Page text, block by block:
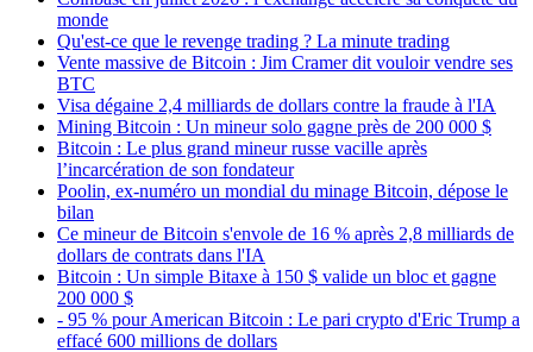
monde
Qu'est-ce que le revenge trading ? La minute trading
Vente massive de Bitcoin : Jim Cramer dit vouloir vendre ses
BTC
Visa dégaine 2,4 milliards de dollars contre la fraude à l'IA
Mining Bitcoin : Un mineur solo gagne près de 200 000 $
Bitcoin : Le plus grand mineur russe vacille après
l’incarcération de son fondateur
Poolin, ex-numéro un mondial du minage Bitcoin, dépose le
bilan
Ce mineur de Bitcoin s'envole de 16 % après 2,8 milliards de
dollars de contrats dans l'IA
Bitcoin : Un simple Bitaxe à 150 $ valide un bloc et gagne
200 000 $
- 95 % pour American Bitcoin : Le pari crypto d'Eric Trump a
effacé 600 millions de dollars